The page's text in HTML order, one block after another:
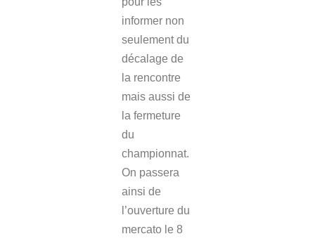
informer non
seulement du
décalage de
la rencontre
mais aussi de
la fermeture
du
championnat.
On passera
ainsi de
l’ouverture du
mercato le 8